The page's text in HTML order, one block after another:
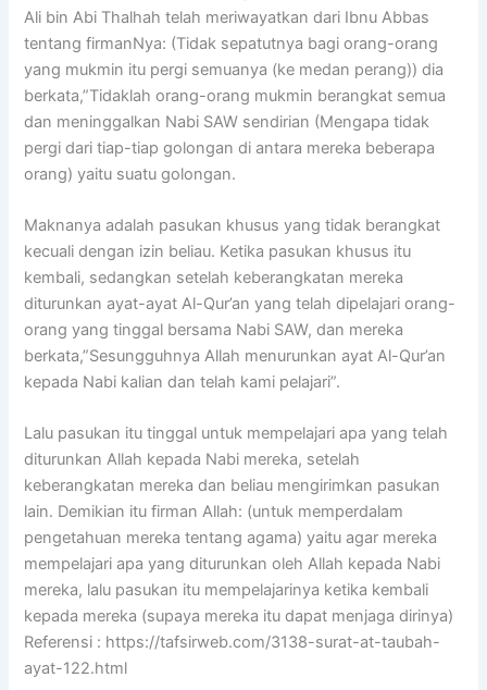
Ali bin Abi Thalhah telah meriwayatkan dari Ibnu Abbas
tentang firmanNya: (Tidak sepatutnya bagi orang-orang
yang mukmin itu pergi semuanya (ke medan perang)) dia
berkata,”Tidaklah orang-orang mukmin berangkat semua
dan meninggalkan Nabi SAW sendirian (Mengapa tidak
pergi dari tiap-tiap golongan di antara mereka beberapa
orang) yaitu suatu golongan.
Maknanya adalah pasukan khusus yang tidak berangkat
kecuali dengan izin beliau. Ketika pasukan khusus itu
kembali, sedangkan setelah keberangkatan mereka
diturunkan ayat-ayat Al-Qur’an yang telah dipelajari orang-
orang yang tinggal bersama Nabi SAW, dan mereka
berkata,”Sesungguhnya Allah menurunkan ayat Al-Qur’an
kepada Nabi kalian dan telah kami pelajari”.
Lalu pasukan itu tinggal untuk mempelajari apa yang telah
diturunkan Allah kepada Nabi mereka, setelah
keberangkatan mereka dan beliau mengirimkan pasukan
lain. Demikian itu firman Allah: (untuk memperdalam
pengetahuan mereka tentang agama) yaitu agar mereka
mempelajari apa yang diturunkan oleh Allah kepada Nabi
mereka, lalu pasukan itu mempelajarinya ketika kembali
kepada mereka (supaya mereka itu dapat menjaga dirinya)
Referensi : https://tafsirweb.com/3138-surat-at-taubah-
ayat-122.html